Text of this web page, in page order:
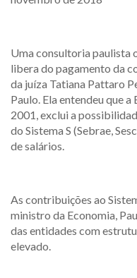
Uma consultoria paulista
libera do pagamento da
da juíza Tatiana Pattaro
Paulo. Ela entendeu que
2001, exclui a
do Sistema S (Sebrae,
de salários.
As contribuições ao
ministro da Economia,
das entidades com
elevado.